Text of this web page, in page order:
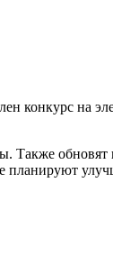
конкурс на
Также
планируют